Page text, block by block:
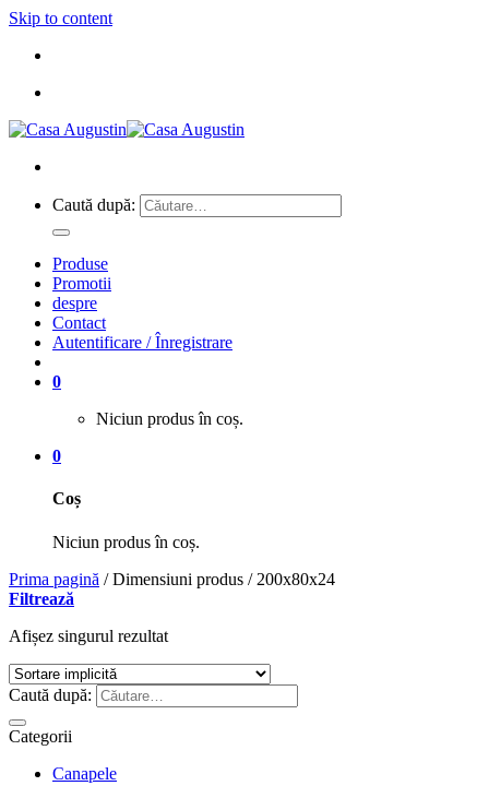
Skip to content
Caută după:
Produse
Promotii
despre
Contact
Autentificare / Înregistrare
0
Niciun produs în coș.
0
Coș
Niciun produs în coș.
Prima pagină /Dimensiuni produs /200x80x24
Filtrează
Afișez singurul rezultat
Caută după:
Categorii
Canapele